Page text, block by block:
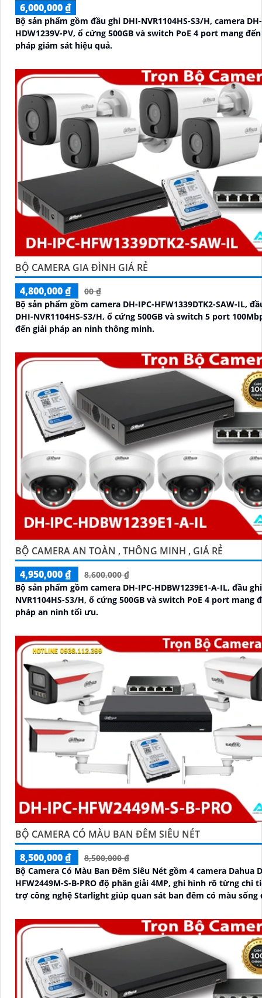
6,000,000 ₫
Bộ sản phẩm gồm đầu ghi DHI-NVR1104HS-S3/H, camera
HDW1239V-PV, ổ cứng 500GB và switch PoE 4 port mang
pháp giám sát hiệu quả.
BỘ CAMERA GIA ĐÌNH GIÁ RẺ
4,800,000 ₫
00 ₫
Bộ sản phẩm gồm camera DH-IPC-HFW1339DTK2-SAW-IL,
DHI-NVR1104HS-S3/H, ổ cứng 500GB và switch 5 port
đến giải pháp an ninh thông minh.
BỘ CAMERA AN TOÀN , THÔNG MINH , GIÁ RẺ
4,950,000 ₫
8,600,000 ₫
Bộ sản phẩm gồm camera DH-IPC-HDBW1239E1-A-IL, đầu
NVR1104HS-S3/H, ổ cứng 500GB và switch PoE 4 port mang
pháp an ninh tối ưu.
BỘ CAMERA CÓ MÀU BAN ĐÊM SIÊU NÉT
8,500,000 ₫
8,500,000 ₫
Bộ Camera Có Màu Ban Đêm Siêu Nét gồm 4 camera Dahua
HFW2449M-S-B-PRO độ phân giải 4MP, ghi hình rõ từng chi
trợ công nghệ Starlight giúp quan sát ban đêm có màu sống